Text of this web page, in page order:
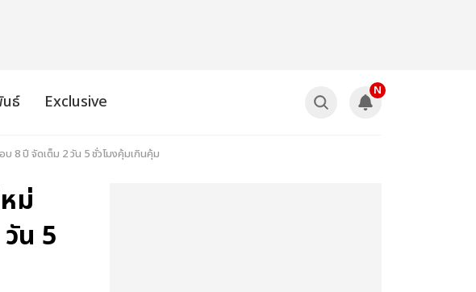
นธ์ Exclusive
N
8 ปี จัดเต็ม 2 วัน 5 ชั่วโมงคุ้มเกินคุ้ม
ม่
น 5